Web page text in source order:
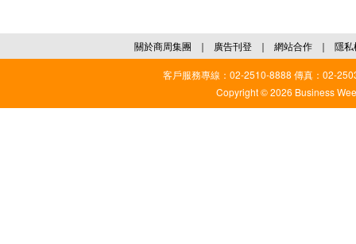
關於商周集團 ｜ 廣告刊登 ｜ 網站合作 ｜ 隱私
客戶服務專線：02-2510-8888 傳真：02-
Copyright © 2026 Business